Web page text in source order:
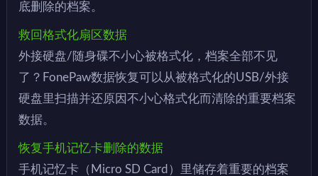
底删除的档案。
救回格式化扇区数据
外接硬盘/随身碟不小心被格式化，档案全部不见
了？FonePaw数据恢复可以从被格式化的USB/外接
硬盘里扫描并还原因不小心格式化而清除的重要档案
数据。
恢复手机记忆卡删除的数据
手机记忆卡（Micro SD Card）里储存着重要的档案